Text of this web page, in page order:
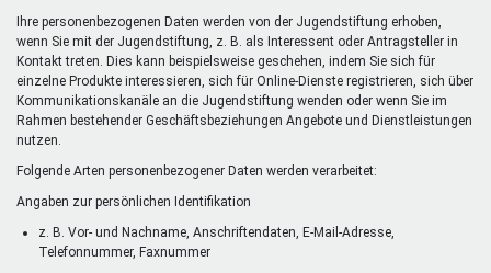
Ihre personenbezogenen Daten werden von der Jugendstiftung erhoben,
wenn Sie mit der Jugendstiftung, z. B. als Interessent oder Antragsteller in
Kontakt treten. Dies kann beispielsweise geschehen, indem Sie sich für
einzelne Produkte interessieren, sich für Online-Dienste registrieren, sich über
Kommunikationskanäle an die Jugendstiftung wenden oder wenn Sie im
Rahmen bestehender Geschäftsbeziehungen Angebote und Dienstleistungen
nutzen.
Folgende Arten personenbezogener Daten werden verarbeitet:
Angaben zur persönlichen Identifikation
z. B. Vor- und Nachname, Anschriftendaten, E-Mail-Adresse,
Telefonnummer, Faxnummer